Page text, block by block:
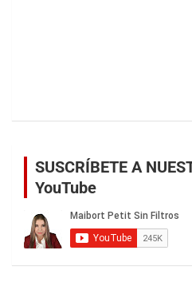
SUSCRÍBETE A
YouTube